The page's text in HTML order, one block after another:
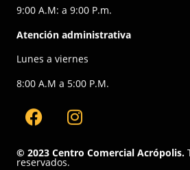
9:00 A.M: a 9:00 P.m.
Atención administrativa
Lunes a viernes
8:00 A.M a 5:00 P.M.
© 2023 Centro Comercial Acrópolis.
reservados.